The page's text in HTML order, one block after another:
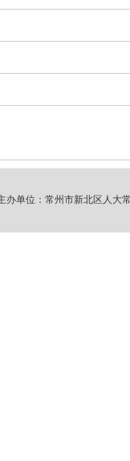
办单位：常州市新北区人大